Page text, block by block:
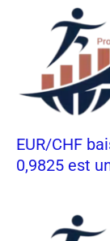
EUR/CHF
0,9825 est